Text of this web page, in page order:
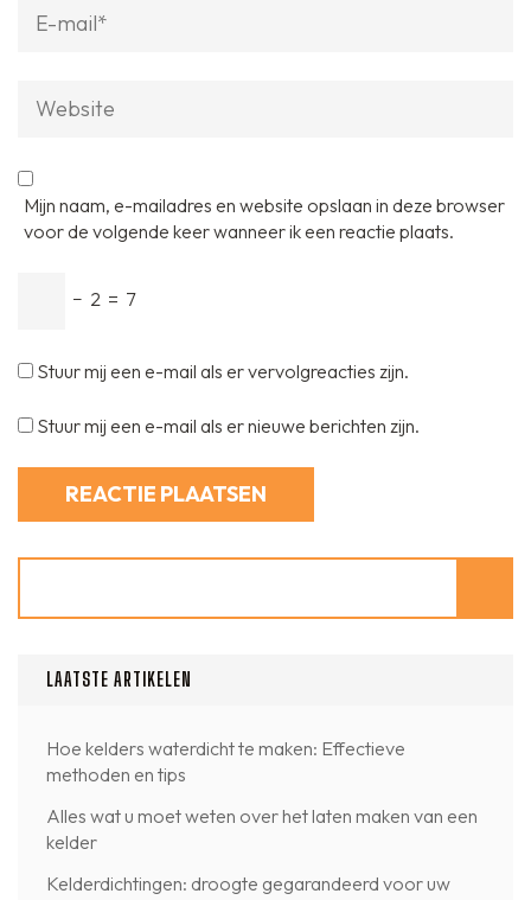
mail*
Mijn naam, e-mailadres en website opslaan in deze browser
voor de volgende keer wanneer ik een reactie plaats.
− 2 = 7
Stuur mij een e-mail als er vervolgreacties zijn.
Stuur mij een e-mail als er nieuwe berichten zijn.
LAATSTE ARTIKELEN
Hoe kelders waterdicht te maken: Effectieve
methoden en tips
Alles wat u moet weten over het laten maken van een
kelder
Kelderdichtingen: droogte gegarandeerd voor uw